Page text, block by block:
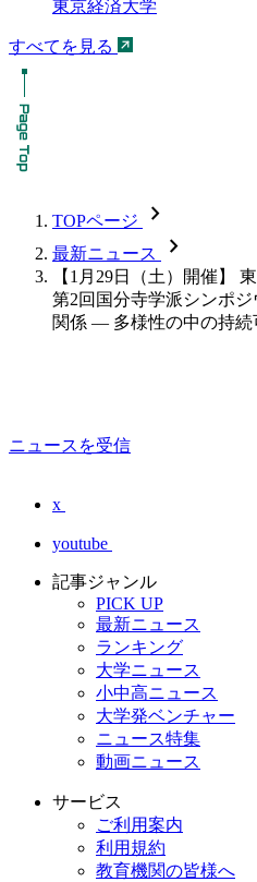
東京経済大学
すべてを見る
TOPページ chevron_forward
最新ニュース chevron_forward
【1月29日（土）開催】
第2回国分寺学派シンポ
関係 — 多様性の中の持続
ニュースを受信
x
youtube
記事ジャンル
PICK UP
最新ニュース
ランキング
大学ニュース
小中高ニュース
大学発ベンチャー
ニュース特集
動画ニュース
サービス
ご利用案内
利用規約
教育機関の皆様へ